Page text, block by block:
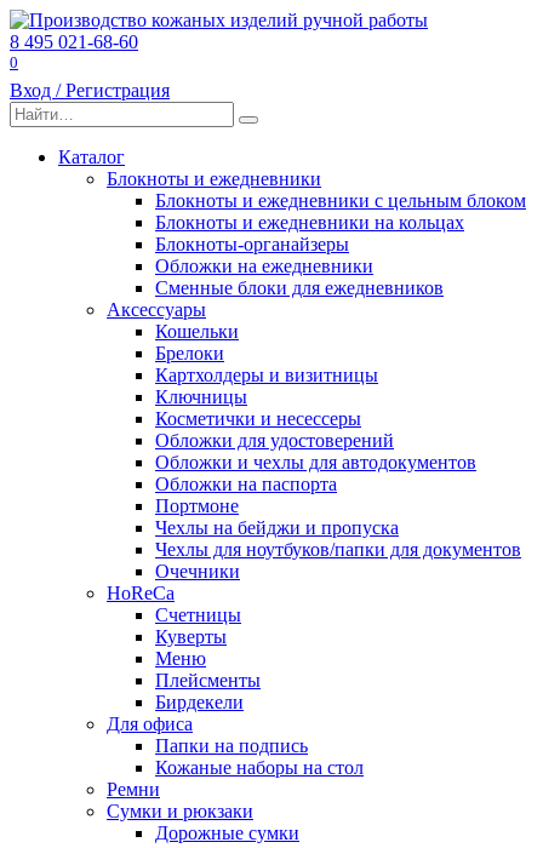
Перейти
к
содержанию
8 495 021-68-60
0
Вход / Регистрация
Search
for:
Каталог
Блокноты и ежедневники
Блокноты и ежедневники с цельным блоком
Блокноты и ежедневники на кольцах
Блокноты-органайзеры
Обложки на ежедневники
Сменные блоки для ежедневников
Аксессуары
Кошельки
Брелоки
Картхолдеры и визитницы
Ключницы
Косметички и несессеры
Обложки для удостоверений
Обложки и чехлы для автодокументов
Обложки на паспорта
Портмоне
Чехлы на бейджи и пропуска
Чехлы для ноутбуков/папки для документов
Очечники
HoReCa
Счетницы
Куверты
Меню
Плейсменты
Бирдекели
Для офиса
Папки на подпись
Кожаные наборы на стол
Ремни
Сумки и рюкзаки
Дорожные сумки